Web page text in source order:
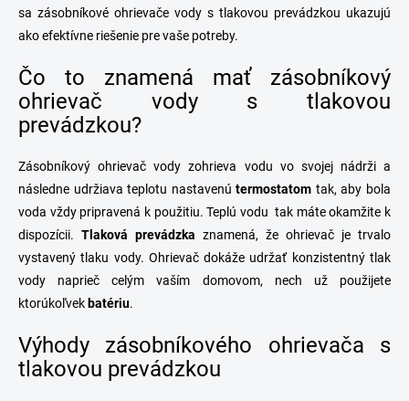
c
i
e
ý
p
s
u
sa zásobníkové ohrievače vody s tlakovou prevádzkou ukazujú
ako efektívne riešenie pre vaše potreby.
Čo to znamená mať zásobníkový
ohrievač vody s tlakovou
prevádzkou?
Zásobníkový ohrievač vody zohrieva vodu vo svojej nádrži a
následne udržiava teplotu nastavenútermostatom tak, aby bola
voda vždy pripravená k použitiu. Teplú vodu tak máte okamžite k
dispozícii. Tlaková prevádzka znamená, že ohrievač je trvalo
vystavený tlaku vody. Ohrievač dokáže udržať konzistentný tlak
vody naprieč celým vaším domovom, nech už použijete
ktorúkoľvek batériu.
Výhody zásobníkového ohrievača s
tlakovou prevádzkou